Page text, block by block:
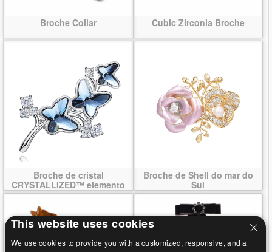
Broche Collar Cubic Zirconia Broche
Broche de cristal
CRYSTALLIZED™ elemento
Broche de Shell do mar do
Sul
This website uses cookies
We use cookies to provide you with a customized, responsive, and a